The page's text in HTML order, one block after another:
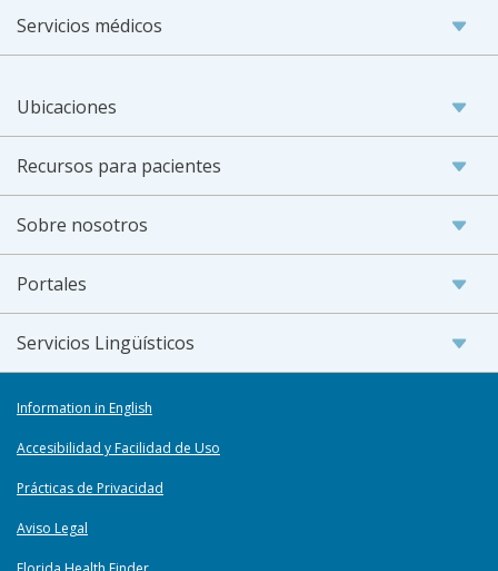
Servicios médicos
Ubicaciones
Recursos para pacientes
Sobre nosotros
Portales
Servicios Lingüísticos
Information in English
Accesibilidad y Facilidad de Uso
Prácticas de Privacidad
Aviso Legal